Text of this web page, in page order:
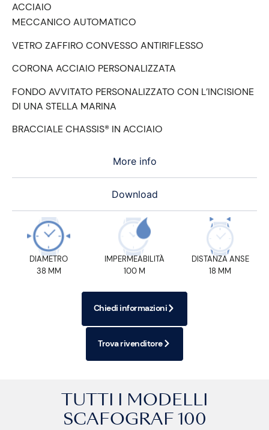
More info
Download
ACCIAIO
MECCANICO AUTOMATICO
VETRO ZAFFIRO CONVESSO ANTIRIFLESSO
CORONA ACCIAIO PERSONALIZZATA
FONDO AVVITATO PERSONALIZZATO CON L’INCISIONE
DI UNA STELLA MARINA
BRACCIALE CHASSIS® IN ACCIAIO
DIAMETRO
38 MM
IMPERMEABILITÀ
100 M
DISTANZA ANSE
18 MM
Chiedi informazioni
Trova rivenditore
TUTTI I MODELLI
SCAFOGRAF 100